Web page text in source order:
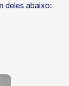
deles abaixo: